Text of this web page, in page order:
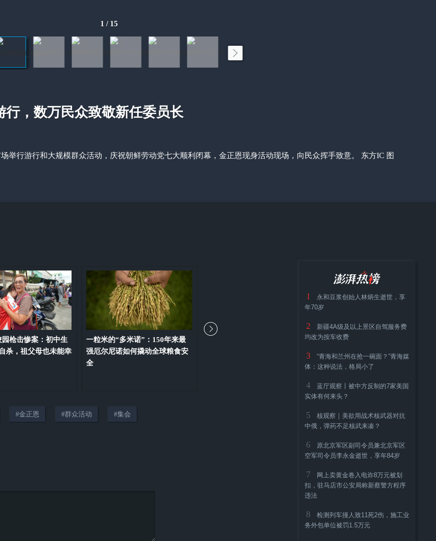
1 / 15
，数万民众致敬新任委员长
举行游行和大规模群众活动，庆祝朝鲜劳动党七大顺利闭幕，金正恩现身活动现场，向民众挥手致意。 东方IC 图
枪击惨案：初中生
杀，祖父母也未能幸
一粒米的“多米诺”：150年来最
强厄尔尼诺如何撬动全球粮食安
全
察，了解美国社会另一面的方式
休达移民危机余波未平：数千人
责
#金正恩 #群众活动 #集会
1
永和豆浆创始人林炳生逝世，享
年70岁
2
新疆4A级及以上景区自驾服务费
均改为按车收费
3
“青海和兰州在抢一碗面？”青海媒
体：这种说法，格局小了
4
蓝厅观察丨被中方反制的7家美国
实体有何来头？
5
核观察｜美欲用战术核武器对抗
中俄，弹药不足核武来凑？
6
原北京军区副司令员兼北京军区
空军司令员李永金逝世，享年84岁
7
网上卖黄金卷入电诈8万元被划
扣，驻马店市公安局称新蔡警方程序
违法
8
检测列车撞人致11死2伤，施工业
务外包单位被罚1.5万元